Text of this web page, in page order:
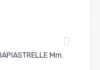
Mm.